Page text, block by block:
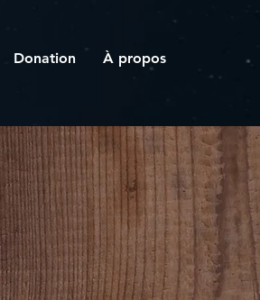
Donation À propos